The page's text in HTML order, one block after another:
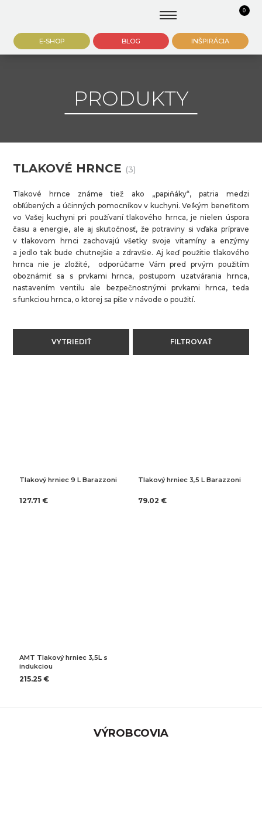
0
E-SHOP BLOG INŠPIRÁCIA
PRODUKTY
TLAKOVÉ HRNCE (3)
Tlakové hrnce známe tiež ako „papiňáky“, patria medzi
obľúbených a účinných pomocníkov v kuchyni. Veľkým benefitom
vo Vašej kuchyni pri používaní tlakového hrnca, je nielen úspora
času a energie, ale aj skutočnosť, že potraviny si vďaka príprave
v tlakovom hrnci zachovajú všetky svoje vitamíny a enzýmy
a jedlo tak bude chutnejšie a zdravšie. Aj keď použitie tlakového
hrnca nie je zložité, odporúčame Vám pred prvým použitím
oboznámiť sa s prvkami hrnca, postupom uzatvárania hrnca,
nastavením ventilu ale bezpečnostnými prvkami hrnca, teda
s funkciou hrnca, o ktorej sa píše v návode o použití.
VYTRIEDIŤ FILTROVAŤ
Tlakový hrniec 9 L Barazzoni
127.71 €
Tlakový hrniec 3,5 L Barazzoni
79.02 €
AMT Tlakový hrniec 3,5L s
indukciou
215.25 €
VÝROBCOVIA